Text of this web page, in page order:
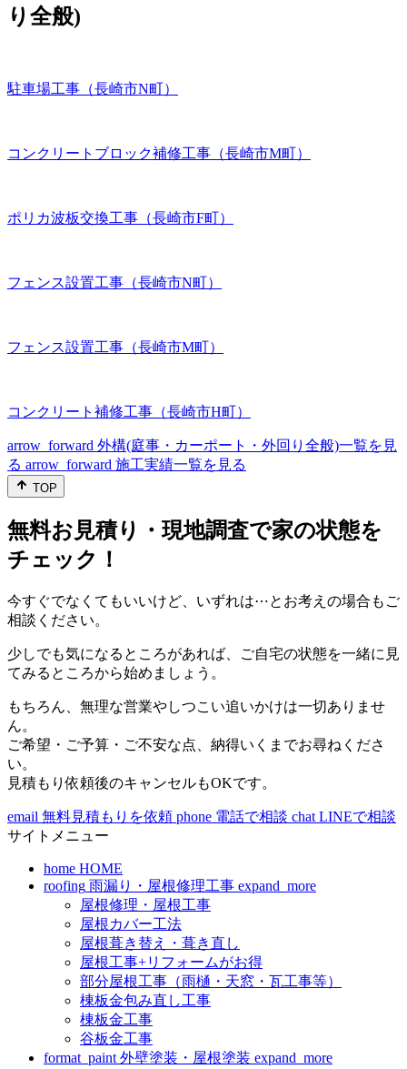
り全般)
駐車場工事（長崎市N町）
コンクリートブロック補修工事（長崎市M町）
ポリカ波板交換工事（長崎市F町）
フェンス設置工事（長崎市N町）
フェンス設置工事（長崎市M町）
コンクリート補修工事（長崎市H町）
arrow_forward 外構(庭事・カーポート・外回り全般)一覧を見
る arrow_forward 施工実績一覧を見る
TOP
無料お見積り・現地調査で家の状態を
チェック！
今すぐでなくてもいいけど、いずれは⋯とお考えの場合もご
相談ください。
少しでも気になるところがあれば、ご自宅の状態を一緒に見
てみるところから始めましょう。
もちろん、無理な営業やしつこい追いかけは一切ありませ
ん。
ご希望・ご予算・ご不安な点、納得いくまでお尋ねくださ
い。
見積もり依頼後のキャンセルもOKです。
email 無料見積もりを依頼 phone 電話で相談 chat LINEで相談
サイトメニュー
home HOME
roofing 雨漏り・屋根修理工事 expand_more
屋根修理・屋根工事
屋根カバー工法
屋根葺き替え・葺き直し
屋根工事+リフォームがお得
部分屋根工事（雨樋・天窓・瓦工事等）
棟板金包み直し工事
棟板金工事
谷板金工事
format_paint 外壁塗装・屋根塗装 expand_more